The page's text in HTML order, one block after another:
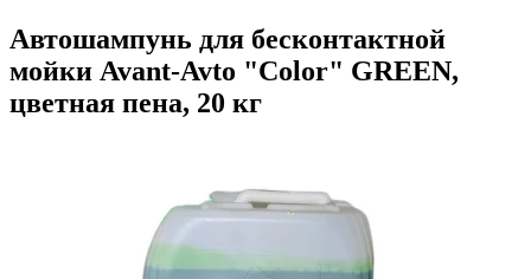
Автошампунь для бесконтактной
мойки Avant-Avto "Color" GREEN,
цветная пена, 20 кг